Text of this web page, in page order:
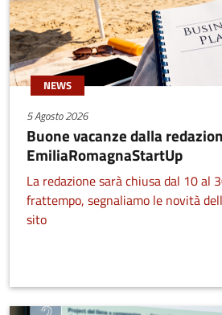
NEWS
5 Agosto 2026
Buone vacanze dalla
EmiliaRomagnaStartUp
La redazione sarà chiusa dal 10 al
frattempo, segnaliamo le novità
sito